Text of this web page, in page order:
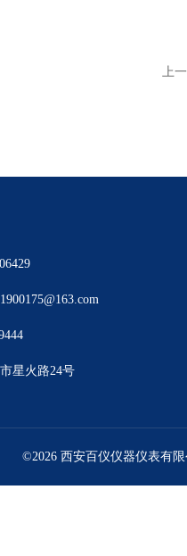
上
星火路24号
©2026 西安百仪仪器仪表有